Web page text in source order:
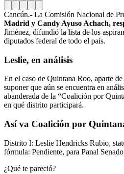
Cancún.- La Comisión Nacional de
Madrid y Candy Ayuso Achach,
Jiménez, difundió la lista de los
diputados federal de todo el país.
Leslie, en análisis
En el caso de Quintana Roo, aparte
suponer que aún se encuentra en
abanderada de la “Coalición por
en qué distrito participará.
Así va Coalición por
Distrito I: Leslie Hendricks Rubio,
fórmula: Pendiente, para Panal
¿Qué te pareció?